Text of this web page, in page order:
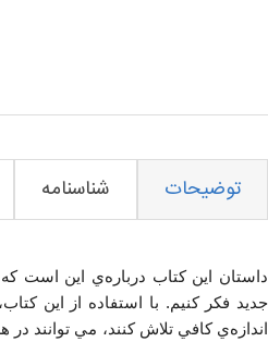
توضیحات شناسنامه
داستان اين كتاب درباره‌ي اين است
جديد فكر كنيم. با استفاده از اين
اندازه‌ي كافي تلاش كنند، مي توانند